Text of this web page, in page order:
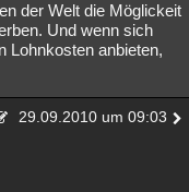
der Welt die Möglickeit
Und wenn sich
Lohnkosten anbieten,
29.09.2010 um 09:03